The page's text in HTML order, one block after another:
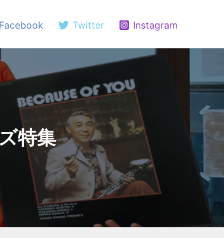
Facebook Twitter Instagram
特集